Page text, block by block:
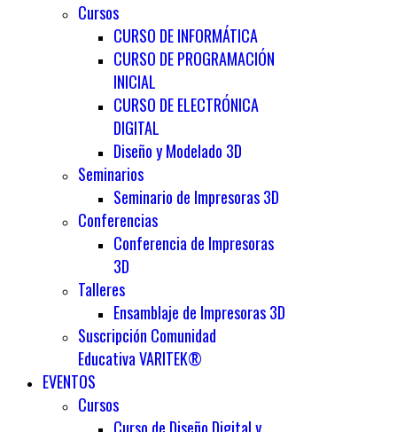
Cursos
CURSO DE INFORMÁTICA
CURSO DE PROGRAMACIÓN
INICIAL
CURSO DE ELECTRÓNICA
DIGITAL
Diseño y Modelado 3D
Seminarios
Seminario de Impresoras 3D
Conferencias
Conferencia de Impresoras
3D
Talleres
Ensamblaje de Impresoras 3D
Suscripción Comunidad
Educativa VARITEK®
EVENTOS
Cursos